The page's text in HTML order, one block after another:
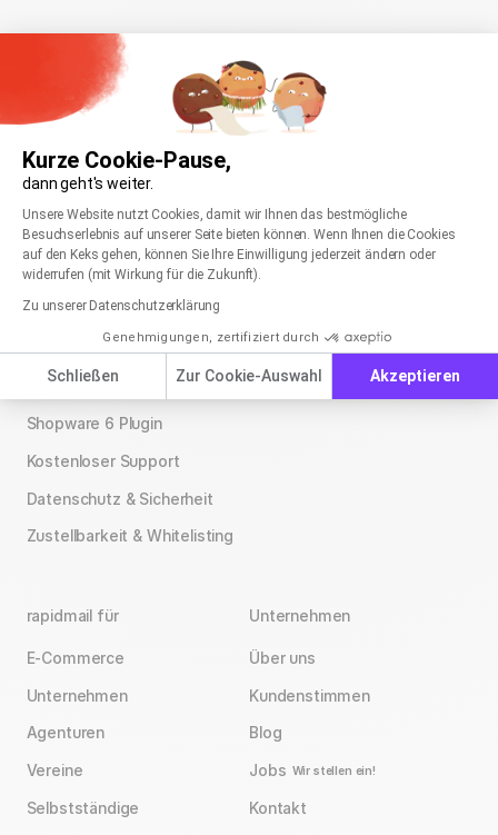
Kurze Cookie-Pause,
dann geht's weiter.
Einwilligungsmanagementplattform: Passen
Unsere Website nutzt Cookies, damit wir Ihnen das bestmögliche
Besuchserlebnis auf unserer Seite bieten können. Wenn Ihnen die Cookies
auf den Keks gehen, können Sie Ihre Einwilligung jederzeit ändern oder
widerrufen (mit Wirkung für die Zukunft).
Zu unserer Datenschutzerklärung
Genehmigungen, zertifiziert durch
Schließen Zur Cookie-Auswahl Akzeptieren
Axeptio consent
Produkt
Funktionen
Preise
Newsletter-Vorlagen
Shopware 6 Plugin
Kostenloser Support
Datenschutz & Sicherheit
Zustellbarkeit & Whitelisting
Vergleiche
Mailchimp-Alternativen
Brevo-Alternativen
rapidmail für
E-Commerce
Unternehmen
Agenturen
Vereine
Selbstständige
Unternehmen
Über uns
Kundenstimmen
Blog
Jobs Wir stellen ein!
Kontakt